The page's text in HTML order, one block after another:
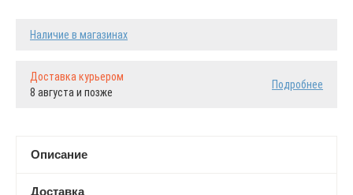
Наличие в магазинах
Доставка курьером
8 августа и позже
Подробнее
Описание
Доставка